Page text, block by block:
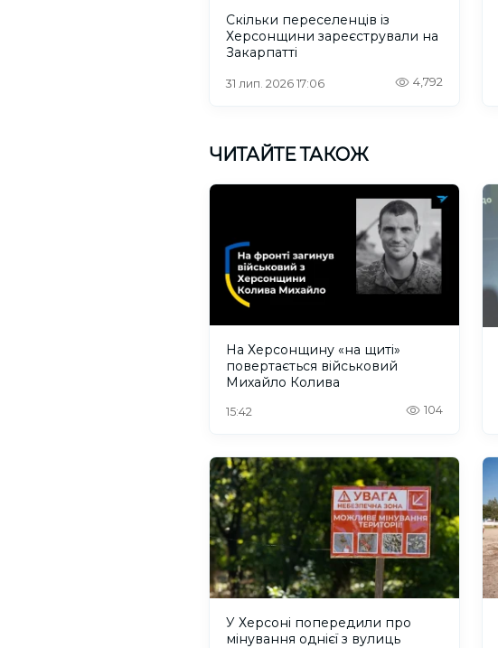
Скільки переселенців із
Херсонщини зареєстрували на
Закарпатті
31 лип. 2026 17:06 4,792
ЧИТАЙТЕ ТАКОЖ
На Херсонщину «на щиті»
повертається військовий
Михайло Колива
15:42 104
У Херсоні попередили про
мінування однієї з вулиць